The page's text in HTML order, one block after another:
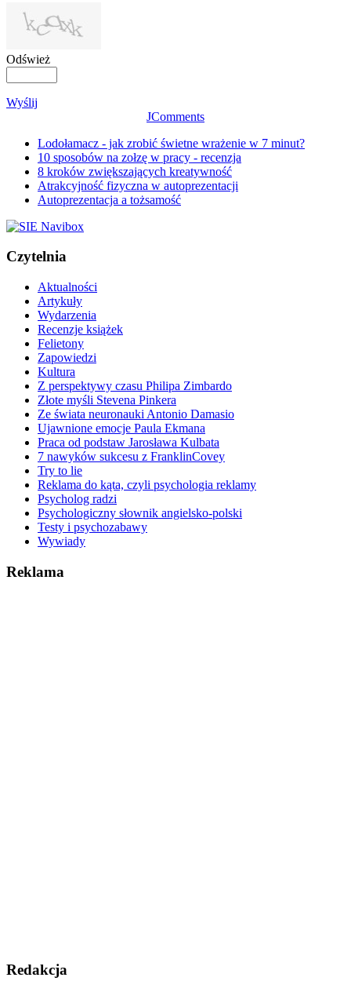
Odśwież
Wyślij
JComments
Lodołamacz - jak zrobić świetne wrażenie w 7 minut?
10 sposobów na zołzę w pracy - recenzja
8 kroków zwiększających kreatywność
Atrakcyjność fizyczna w autoprezentacji
Autoprezentacja a tożsamość
Czytelnia
Aktualności
Artykuły
Wydarzenia
Recenzje książek
Felietony
Zapowiedzi
Kultura
Z perspektywy czasu Philipa Zimbardo
Złote myśli Stevena Pinkera
Ze świata neuronauki Antonio Damasio
Ujawnione emocje Paula Ekmana
Praca od podstaw Jarosława Kulbata
7 nawyków sukcesu z FranklinCovey
Try to lie
Reklama do kąta, czyli psychologia reklamy
Psycholog radzi
Psychologiczny słownik angielsko-polski
Testy i psychozabawy
Wywiady
Reklama
Redakcja